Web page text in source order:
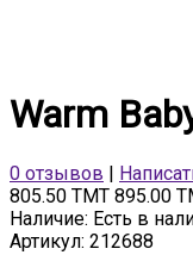
Warm
0 отзывов
805.50 TMT 895.00
Наличие: Есть в
Артикул: 212688